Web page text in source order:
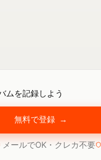
ムを記録しよう
無料で登録 →
メールでOK・クレカ不要